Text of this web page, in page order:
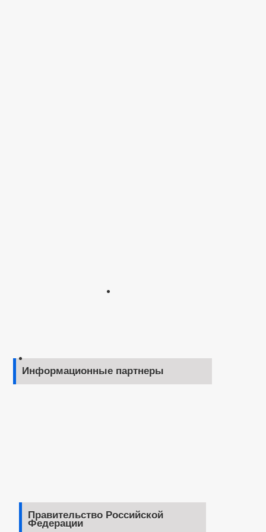
Информационные партнеры
Правительство Российской
Федерации